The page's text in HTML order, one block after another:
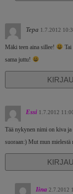
Tepa 1.7.2012
Mäki teen aina sillee!
sama juttu!
Essi 1.7.2012
Tää nykynen nimi on kiva
suoraan:) Mut mun
Iina 2.7.2012